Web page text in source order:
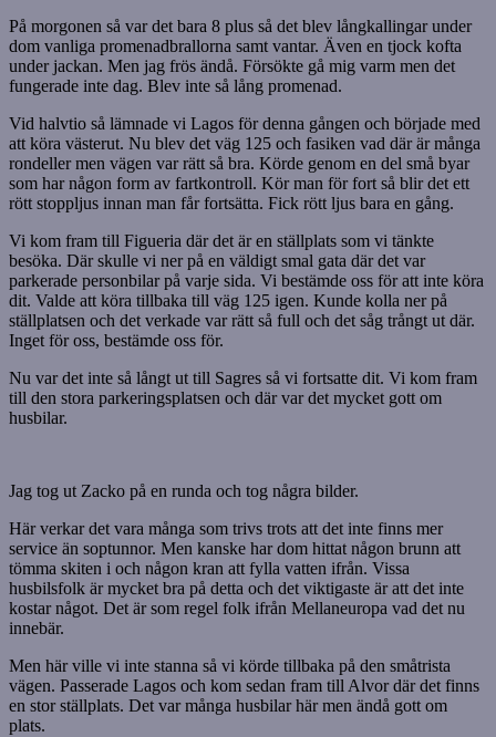
På morgonen så var det bara 8 plus så det blev långkallingar under
dom vanliga promenadbrallorna samt vantar. Även en tjock kofta
under jackan. Men jag frös ändå. Försökte gå mig varm men det
fungerade inte dag. Blev inte så lång promenad.
Vid halvtio så lämnade vi Lagos för denna gången och började med
att köra västerut. Nu blev det väg 125 och fasiken vad där är många
rondeller men vägen var rätt så bra. Körde genom en del små byar
som har någon form av fartkontroll. Kör man för fort så blir det ett
rött stoppljus innan man får fortsätta. Fick rött ljus bara en gång.
Vi kom fram till Figueria där det är en ställplats som vi tänkte
besöka. Där skulle vi ner på en väldigt smal gata där det var
parkerade personbilar på varje sida. Vi bestämde oss för att inte köra
dit. Valde att köra tillbaka till väg 125 igen. Kunde kolla ner på
ställplatsen och det verkade var rätt så full och det såg trångt ut där.
Inget för oss, bestämde oss för.
Nu var det inte så långt ut till Sagres så vi fortsatte dit. Vi kom fram
till den stora parkeringsplatsen och där var det mycket gott om
husbilar.
Jag tog ut Zacko på en runda och tog några bilder.
Här verkar det vara många som trivs trots att det inte finns mer
service än soptunnor. Men kanske har dom hittat någon brunn att
tömma skiten i och någon kran att fylla vatten ifrån. Vissa
husbilsfolk är mycket bra på detta och det viktigaste är att det inte
kostar något. Det är som regel folk ifrån Mellaneuropa vad det nu
innebär.
Men här ville vi inte stanna så vi körde tillbaka på den småtrista
vägen. Passerade Lagos och kom sedan fram till Alvor där det finns
en stor ställplats. Det var många husbilar här men ändå gott om
plats.